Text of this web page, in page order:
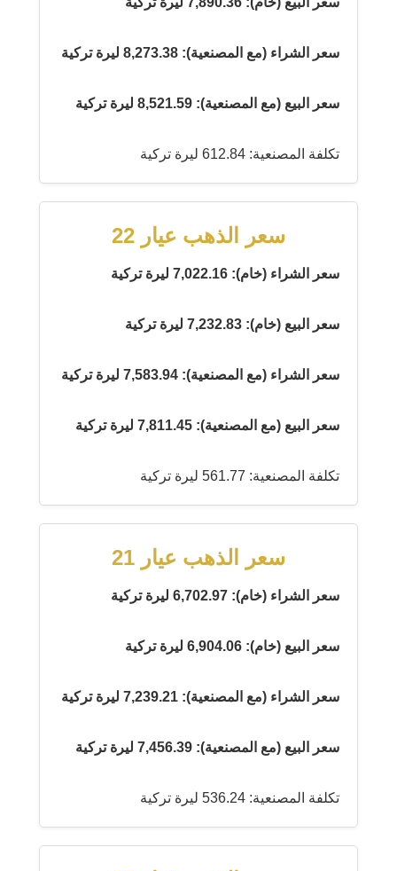
سعر الشراء (مع المصنعية): 8,273.38 ليرة تركية
سعر البيع (مع المصنعية): 8,521.59 ليرة تركية
تكلفة المصنعية: 612.84 ليرة تركية
سعر الذهب عيار 22
سعر الشراء (خام): 7,022.16 ليرة تركية
سعر البيع (خام): 7,232.83 ليرة تركية
سعر الشراء (مع المصنعية): 7,583.94 ليرة تركية
سعر البيع (مع المصنعية): 7,811.45 ليرة تركية
تكلفة المصنعية: 561.77 ليرة تركية
سعر الذهب عيار 21
سعر الشراء (خام): 6,702.97 ليرة تركية
سعر البيع (خام): 6,904.06 ليرة تركية
سعر الشراء (مع المصنعية): 7,239.21 ليرة تركية
سعر البيع (مع المصنعية): 7,456.39 ليرة تركية
تكلفة المصنعية: 536.24 ليرة تركية